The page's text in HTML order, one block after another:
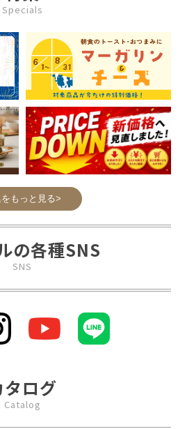
Specials
もっと見る>
の各種SNS
SNS
タログ
Catalog